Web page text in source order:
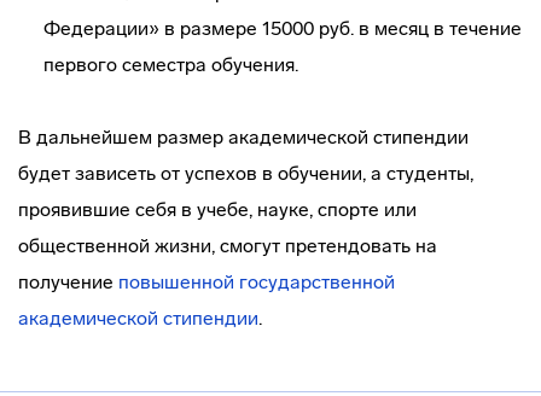
Федерации» в размере 15000 руб. в месяц в течение
первого семестра обучения.
В дальнейшем размер академической стипендии
будет зависеть от успехов в обучении, а студенты,
проявившие себя в учебе, науке, спорте или
общественной жизни, смогут претендовать на
получение повышенной государственной
академической стипендии.